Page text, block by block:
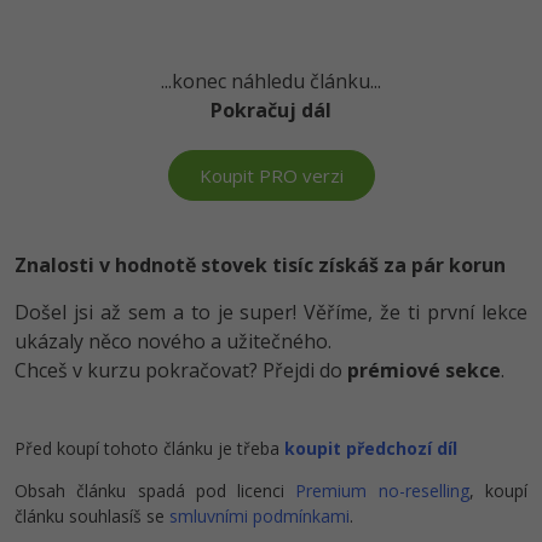
WordPress specialista
SEO specialista
Umělá inteligence (AI) -10%
Pro děti
Fórum
Kurzy e-commerce
Datová analýza
Digitální gramotnost
HTML/CSS -80%
Photoshop -80%
Příběhy absolventů
Blog
...konec náhledu článku...
Pokračuj dál
Koupit PRO verzi
Znalosti v hodnotě stovek tisíc získáš za pár korun
Došel jsi až sem a to je super! Věříme, že ti první lekce
ukázaly něco nového a užitečného.
Chceš v kurzu pokračovat? Přejdi do prémiové sekce.
Před koupí tohoto článku je třeba koupit předchozí díl
Obsah článku spadá pod licenci Premium no-reselling, koupí
článku souhlasíš se smluvními podmínkami.